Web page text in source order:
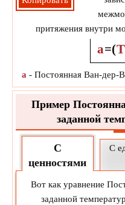
притяжения внутри
a=(T
a - Постоянная Ван-дер-
Пример
заданной
С
ценностями
С
Вот как уравнение
заданной